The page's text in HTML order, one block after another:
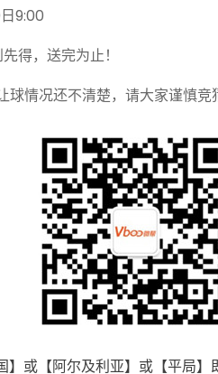
9:00
得，送完为止！
情况还不清楚，请大家谨慎竞
】或【阿尔及利亚】或【平局】